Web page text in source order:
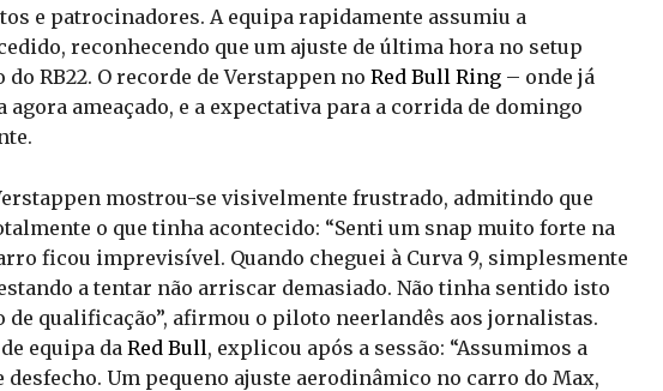
e patrocinadores. A equipa rapidamente assumiu a
reconhecendo que um ajuste de última hora no setup
RB22. O recorde de Verstappen no Red Bull Ring – onde já
agora ameaçado, e a expectativa para a corrida de domingo
mostrou-se visivelmente frustrado, admitindo que
o que tinha acontecido: “Senti um snap muito forte na
ficou imprevisível. Quando cheguei à Curva 9, simplesmente
a tentar não arriscar demasiado. Não tinha sentido isto
de qualificação”, afirmou o piloto neerlandês aos jornalistas.
equipa da Red Bull, explicou após a sessão: “Assumimos a
Um pequeno ajuste aerodinâmico no carro do Max,